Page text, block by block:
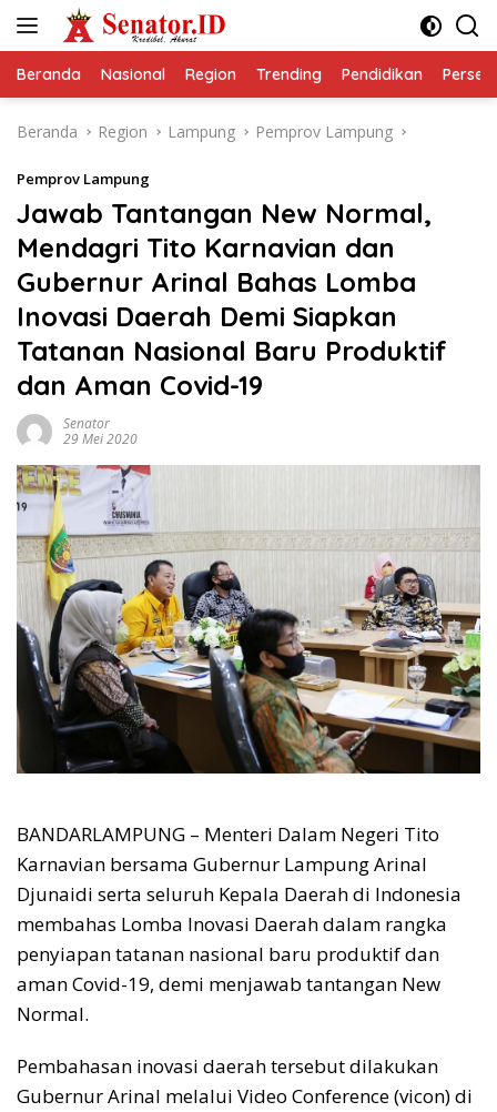
Beranda Nasional Region Trending Pendidikan
Beranda Region Lampung Pemprov Lampung
Pemprov Lampung
Jawab Tantangan New Normal,
Mendagri Tito Karnavian dan
Gubernur Arinal Bahas Lomba
Inovasi Daerah Demi Siapkan
Tatanan Nasional Baru Produktif
dan Aman Covid-19
Senator
29 Mei 2020
BANDARLAMPUNG – Menteri Dalam Negeri Tito
Karnavian bersama Gubernur Lampung Arinal
Djunaidi serta seluruh Kepala Daerah di Indonesia
membahas Lomba Inovasi Daerah dalam rangka
penyiapan tatanan nasional baru produktif dan
aman Covid-19, demi menjawab tantangan New
Normal.
Pembahasan inovasi daerah tersebut dilakukan
Gubernur Arinal melalui Video Conference (vicon) di